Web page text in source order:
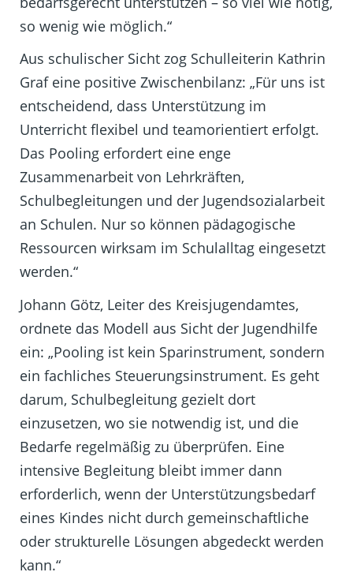
so wenig wie möglich.“
Aus schulischer Sicht zog Schulleiterin Kathrin
Graf eine positive Zwischenbilanz: „Für uns ist
entscheidend, dass Unterstützung im
Unterricht flexibel und teamorientiert erfolgt.
Das Pooling erfordert eine enge
Zusammenarbeit von Lehrkräften,
Schulbegleitungen und der Jugendsozialarbeit
an Schulen. Nur so können pädagogische
Ressourcen wirksam im Schulalltag eingesetzt
werden.“
Johann Götz, Leiter des Kreisjugendamtes,
ordnete das Modell aus Sicht der Jugendhilfe
ein: „Pooling ist kein Sparinstrument, sondern
ein fachliches Steuerungsinstrument. Es geht
darum, Schulbegleitung gezielt dort
einzusetzen, wo sie notwendig ist, und die
Bedarfe regelmäßig zu überprüfen. Eine
intensive Begleitung bleibt immer dann
erforderlich, wenn der Unterstützungsbedarf
eines Kindes nicht durch gemeinschaftliche
oder strukturelle Lösungen abgedeckt werden
kann.“